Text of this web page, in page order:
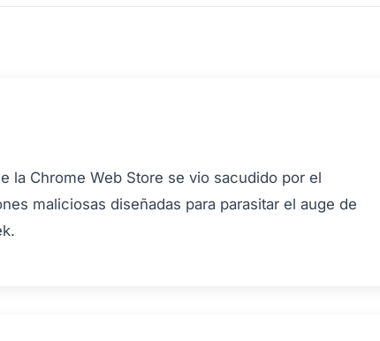
la Chrome Web Store se vio sacudido por el
maliciosas diseñadas para parasitar el auge de